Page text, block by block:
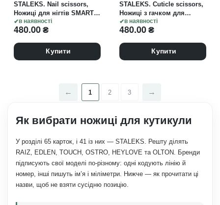
в наявності
STALEKS. Nail scissors,
Ножиці для нігтів SMART
30 TYPE 1
480.00₴
Купити
в наявності
STALEKS. Cuticle scissors,
Ножиці з гачком для
кутикули SMART 41 TYPE 3
480.00₴
Купити
1 2 3
Як вибрати ножиці для кутикули
У розділі 65 карток, і 41 із них — STALEKS. Решту ділять
RAIZ, EDLEN, TOUCH, OSTRO, HEYLOVE та OLTON. Бренди
підписують свої моделі по-різному: одні кодують лінію й
номер, інші пишуть ім’я і міліметри. Нижче — як прочитати ці
назви, щоб не взяти сусідню позицію.